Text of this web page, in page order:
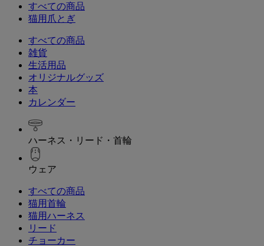
すべての商品
猫用爪とぎ
すべての商品
雑貨
生活用品
オリジナルグッズ
本
カレンダー
ハーネス・リード・首輪
ウェア
すべての商品
猫用首輪
猫用ハーネス
リード
チョーカー